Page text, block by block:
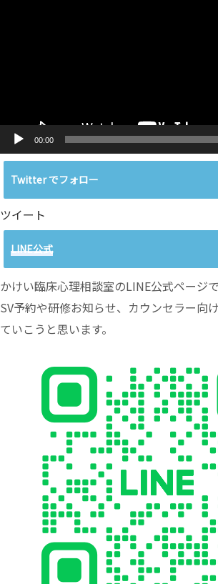
00:00
Twitter でフォロー
ツイート
LINE公式
かけい臨床心理相談室のLINE公式ページで
SV予約や研修お知らせ、カウンセラー向
ていこうと思います。